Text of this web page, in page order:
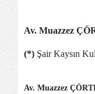
Av. Muazzez
(*) Şair Kaysın
Av. Muazzez